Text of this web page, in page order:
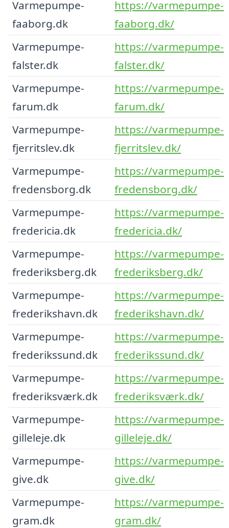
Varmepumpe-
faaborg.dk
https://varmepumpe-
faaborg.dk/
Varmepumpe-
falster.dk
https://varmepumpe-
falster.dk/
Varmepumpe-
farum.dk
https://varmepumpe-
farum.dk/
Varmepumpe-
fjerritslev.dk
https://varmepumpe-
fjerritslev.dk/
Varmepumpe-
fredensborg.dk
https://varmepumpe-
fredensborg.dk/
Varmepumpe-
fredericia.dk
https://varmepumpe-
fredericia.dk/
Varmepumpe-
frederiksberg.dk
https://varmepumpe-
frederiksberg.dk/
Varmepumpe-
frederikshavn.dk
https://varmepumpe-
frederikshavn.dk/
Varmepumpe-
frederikssund.dk
https://varmepumpe-
frederikssund.dk/
Varmepumpe-
frederiksværk.dk
https://varmepumpe-
frederiksværk.dk/
Varmepumpe-
gilleleje.dk
https://varmepumpe-
gilleleje.dk/
Varmepumpe-
give.dk
https://varmepumpe-
give.dk/
Varmepumpe-
gram.dk
https://varmepumpe-
gram.dk/